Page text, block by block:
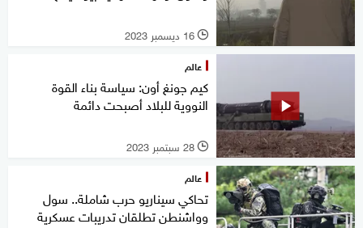
l 16 ديسمبر 2023
عالم
كيم جونغ أون: سياسة بناء القوة
النووية للبلاد أصبحت دائمة
l 28 سبتمبر 2023
عالم
تحاكي سيناريو حرب شاملة.. سول
وواشنطن تطلقان تدريبات عسكرية